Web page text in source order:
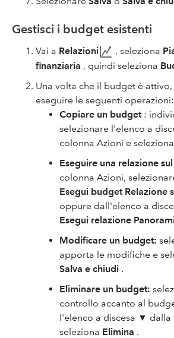
Gestisci i budget esistenti
Vai a Relazioni , seleziona
finanziaria , quindi seleziona
Una volta che il budget è
eseguire le seguenti operazioni:
Copiare un budget:
selezionare l'elenco a
colonna Azioni e
Eseguire una relazione
colonna Azioni,
Esegui budget Relazione
oppure dall'elenco a
Esegui relazione
Modificare un budget:
apporta le modifiche e
Salva e chiudi .
Eliminare un budget:
controllo accanto al
l'elenco a discesa ▼ dalla
seleziona Elimina .